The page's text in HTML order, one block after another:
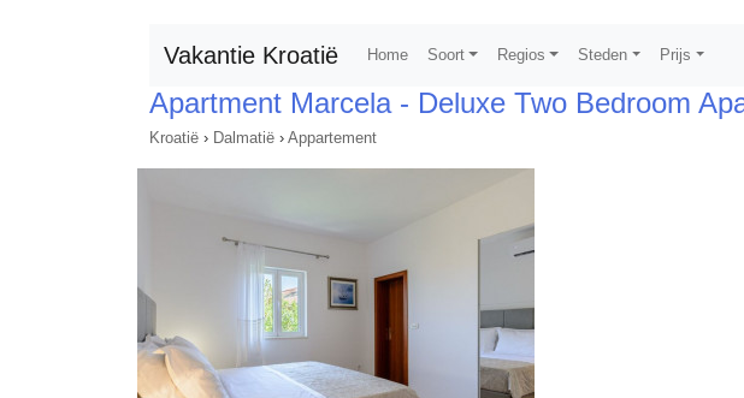
Vakantie Kroatië Home Soort Regios Steden Prijs
Apartment Marcela - Deluxe Two Bedroom
Kroatië › Dalmatië › Appartement